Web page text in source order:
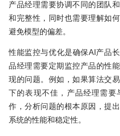
产品经理需要协调不同的团队
和完整性，同时也需要理解如
避免模型的偏差。
性能监控与优化是确保AI产品
品经理需要定期监控产品的性
现的问题。例如，如果算法交
下的表现不佳，产品经理需要
作，分析问题的根本原因，提
系统的性能和稳定性。